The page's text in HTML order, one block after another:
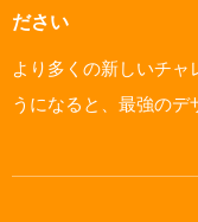
ださい
より多くの新しいチャ
うになると、最強のデ